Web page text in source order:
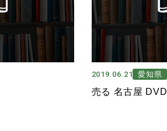
2019.06.21 愛知県
売る 名古屋 DVD